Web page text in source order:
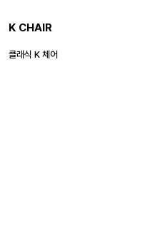
K CHAIR
클래식 K 체어